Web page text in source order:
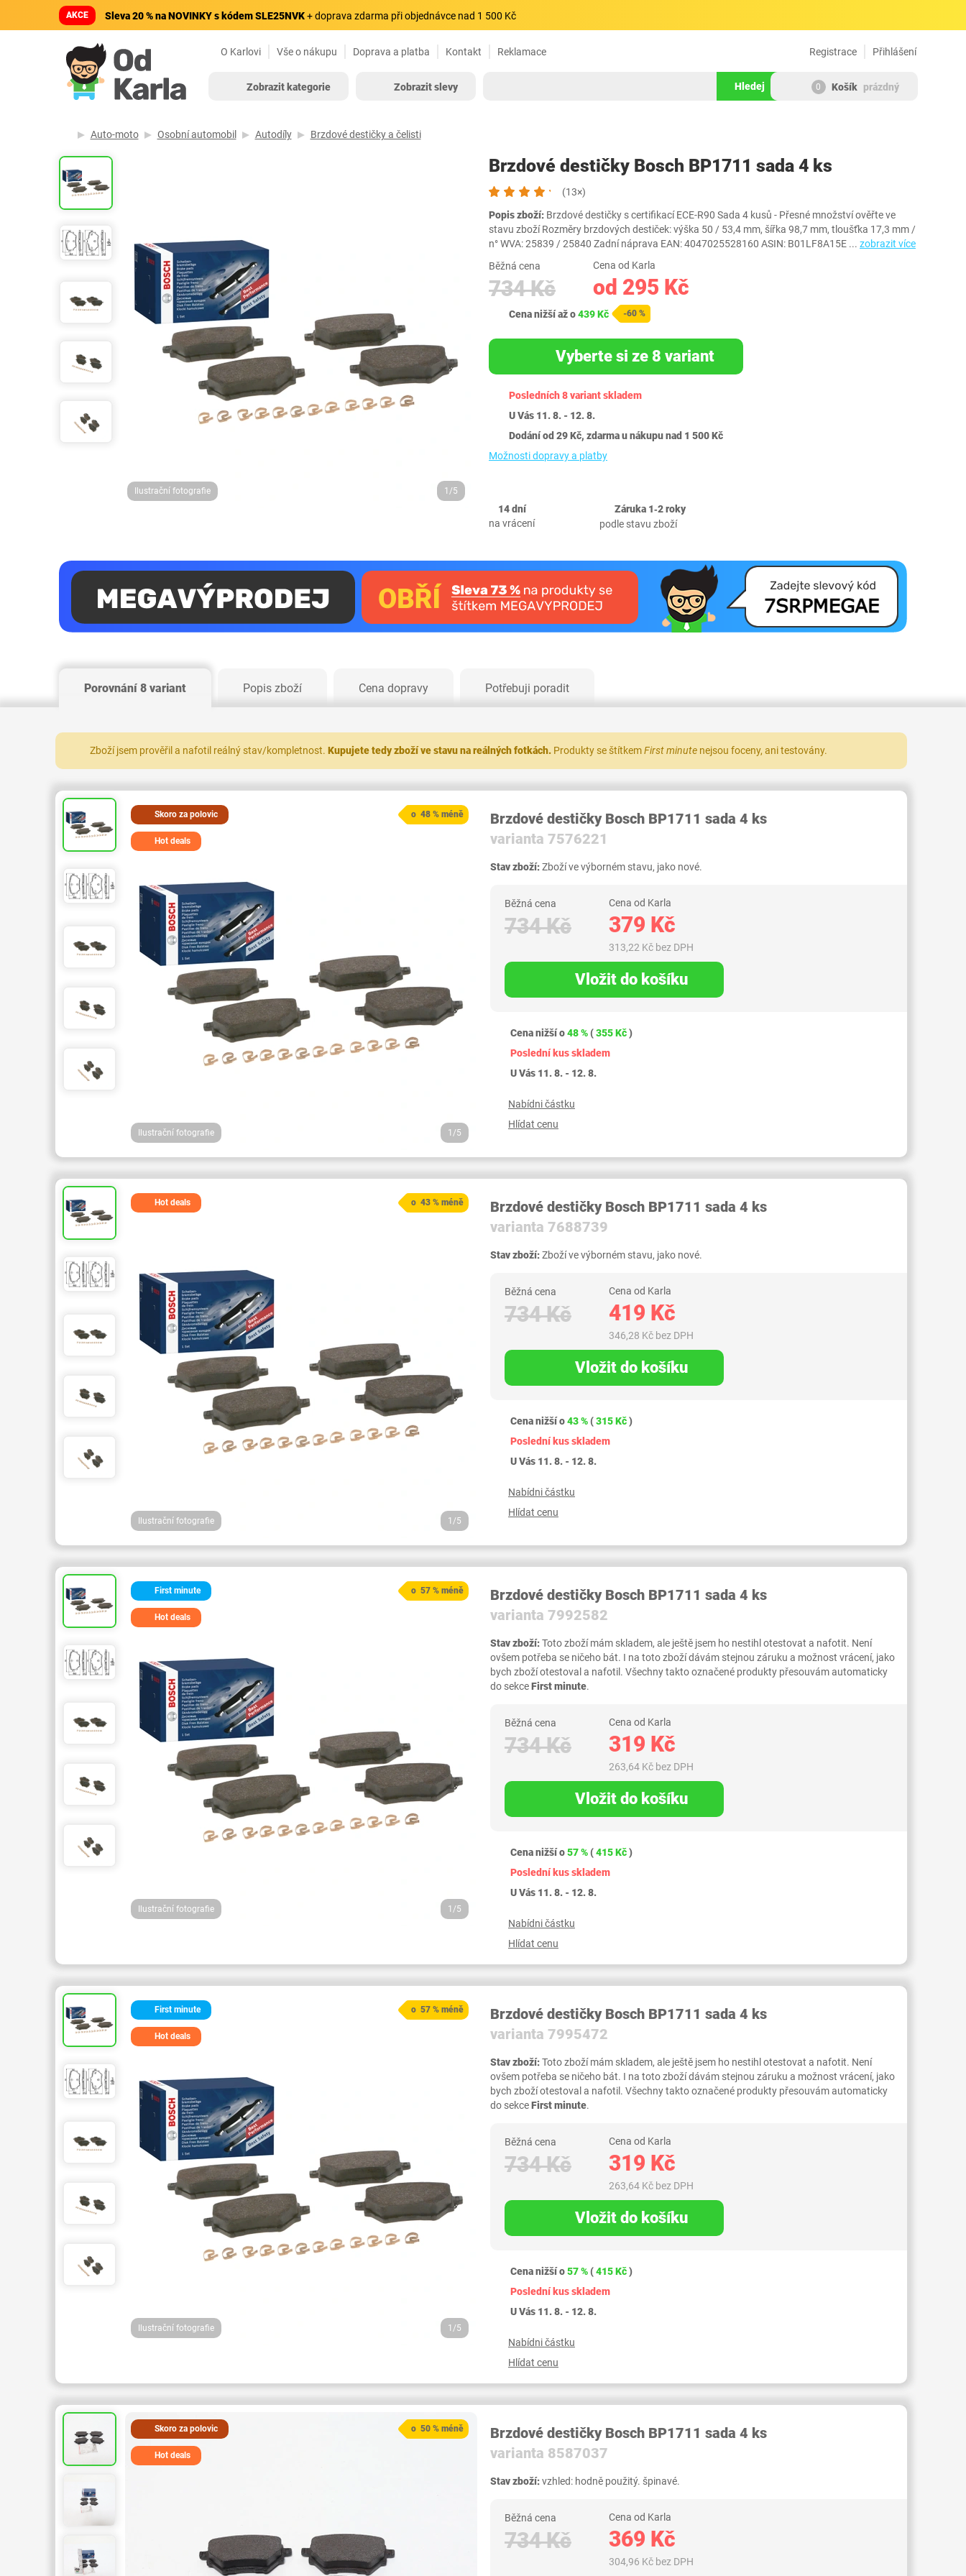
AKCE Sleva 20 % na NOVINKY s kódem SLE25NVK+ doprava zdarma při objednávce nad 1 500 Kč
O Karlovi Vše o nákupu Doprava a platba Kontakt Reklamace Přihlášení
Registrace
Zobrazit kategorie Zobrazit slevy Hledej 0 Košík prázdný
Auto-moto Osobní automobil Autodíly Brzdové destičky a čelisti
Ilustrační fotografie 1/5
Brzdové destičky Bosch BP1711 sada 4 ks
(13×)
Popis zboží: Brzdové destičky s certifikací ECE-R90 Sada 4 kusů - Přesné množství ověřte ve
stavu zboží Rozměry brzdových destiček: výška 50 / 53,4 mm, šířka 98,7 mm, tloušťka 17,3 mm /
n° WVA: 25839 / 25840 Zadní náprava EAN: 4047025528160 ASIN: B01LF8A15E ... zobrazit více
Běžná cena
734 Kč
Cena od Karla
od 295 Kč
Cena nižší až o439 Kč -60 %
Vyberte si ze 8 variant
Posledních 8 variant skladem
U Vás 11. 8. - 12. 8.
Dodání od 29 Kč, zdarma u nákupu nad 1 500 Kč
Možnosti dopravy a platby
14 dní
na vrácení
Záruka 1‐2 roky
podle stavu zboží
Porovnání 8 variant Popis zboží Cena dopravy Potřebuji poradit
Zboží jsem prověřil a nafotil reálný stav/kompletnost. Kupujete tedy zboží ve stavu na reálných fotkách. Produkty se štítkemFirst minute nejsou foceny, ani testovány.
Skoro za polovic
Hot deals
Ilustrační fotografie 1/5
o 48 % méně
Brzdové destičky Bosch BP1711 sada 4 ks
varianta 7576221
Stav zboží:Zboží ve výborném stavu, jako nové.
Běžná cena
734 Kč
Cena od Karla
379 Kč
313,22 Kč bez DPH
Vložit do košíku
Cena nižší o48 % (355 Kč)
Poslední kus skladem
U Vás 11. 8. - 12. 8.
Nabídni částku
Hlídat cenu
Hot deals
Ilustrační fotografie 1/5
o 43 % méně
Brzdové destičky Bosch BP1711 sada 4 ks
varianta 7688739
Stav zboží:Zboží ve výborném stavu, jako nové.
Běžná cena
734 Kč
Cena od Karla
419 Kč
346,28 Kč bez DPH
Vložit do košíku
Cena nižší o43 % (315 Kč)
Poslední kus skladem
U Vás 11. 8. - 12. 8.
Nabídni částku
Hlídat cenu
First minute
Hot deals
Ilustrační fotografie 1/5
o 57 % méně
Brzdové destičky Bosch BP1711 sada 4 ks
varianta 7992582
Stav zboží:Toto zboží mám skladem, ale ještě jsem ho nestihl otestovat a nafotit. Není
ovšem potřeba se ničeho bát. I na toto zboží dávám stejnou záruku a možnost vrácení, jako
bych zboží otestoval a nafotil. Všechny takto označené produkty přesouvám automaticky
do sekceFirst minute.
Běžná cena
734 Kč
Cena od Karla
319 Kč
263,64 Kč bez DPH
Vložit do košíku
Cena nižší o57 % (415 Kč)
Poslední kus skladem
U Vás 11. 8. - 12. 8.
Nabídni částku
Hlídat cenu
First minute
Hot deals
Ilustrační fotografie 1/5
o 57 % méně
Brzdové destičky Bosch BP1711 sada 4 ks
varianta 7995472
Stav zboží:Toto zboží mám skladem, ale ještě jsem ho nestihl otestovat a nafotit. Není
ovšem potřeba se ničeho bát. I na toto zboží dávám stejnou záruku a možnost vrácení, jako
bych zboží otestoval a nafotil. Všechny takto označené produkty přesouvám automaticky
do sekceFirst minute.
Běžná cena
734 Kč
Cena od Karla
319 Kč
263,64 Kč bez DPH
Vložit do košíku
Cena nižší o57 % (415 Kč)
Poslední kus skladem
U Vás 11. 8. - 12. 8.
Nabídni částku
Hlídat cenu
Skoro za polovic
Hot deals
o 50 % méně
Brzdové destičky Bosch BP1711 sada 4 ks
varianta 8587037
Stav zboží:vzhled: hodně použitý. špinavé.
Běžná cena
734 Kč
Cena od Karla
369 Kč
304,96 Kč bez DPH